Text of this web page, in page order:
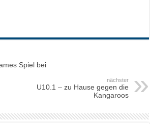
Spiel bei
nächster
U10.1 – zu Hause gegen die
Kangaroos